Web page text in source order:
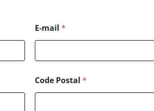
E-mail *
Code Postal *